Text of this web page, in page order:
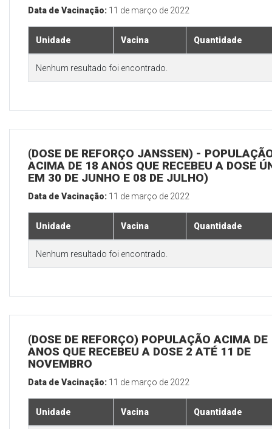
Data de Vacinação: 11 de março de 2022
Unidade Vacina Quantidade
Nenhum resultado foi encontrado.
(DOSE DE REFORÇO JANSSEN) -
ACIMA DE 18 ANOS QUE RECEBEU A DOSE
EM 30 DE JUNHO E 08 DE JULHO)
Data de Vacinação: 11 de março de 2022
Unidade Vacina Quantidade
Nenhum resultado foi encontrado.
(DOSE DE REFORÇO) POPULAÇÃO ACIMA DE
ANOS QUE RECEBEU A DOSE 2 ATÉ 11 DE
NOVEMBRO
Data de Vacinação: 11 de março de 2022
Unidade Vacina Quantidade